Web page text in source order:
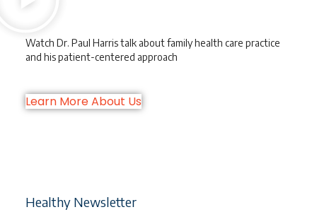
Watch Dr. Paul Harris talk about family health care practice
and his patient-centered approach
Learn More About Us
Healthy Newsletter